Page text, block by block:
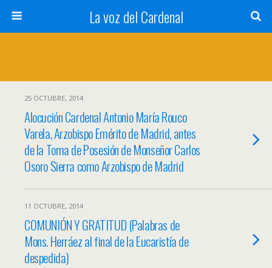
La voz del Cardenal
25 OCTUBRE, 2014
Alocución Cardenal Antonio María Rouco
Varela, Arzobispo Emérito de Madrid, antes
de la Toma de Posesión de Monseñor Carlos
Osoro Sierra como Arzobispo de Madrid
11 OCTUBRE, 2014
COMUNIÓN Y GRATITUD (Palabras de
Mons. Herráez al final de la Eucaristía de
despedida)